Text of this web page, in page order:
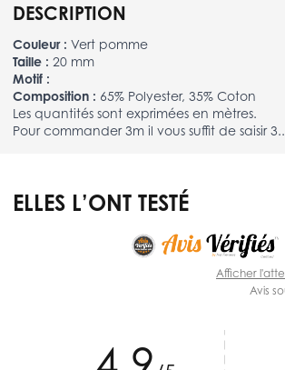
DESCRIPTION
Couleur : Vert pomme
Taille : 20 mm
Motif :
Composition : 65% Polyester, 35% Coton
Les quantités sont exprimées en mètres.
Pour commander 3m il vous suffit de saisir 3..
ELLES L’ONT TESTÉ
Afficher
Avis